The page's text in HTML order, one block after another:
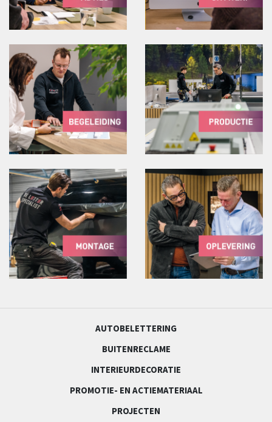
AUTOBELETTERING
BUITENRECLAME
INTERIEURDECORATIE
PROMOTIE- EN ACTIEMATERIAAL
PROJECTEN